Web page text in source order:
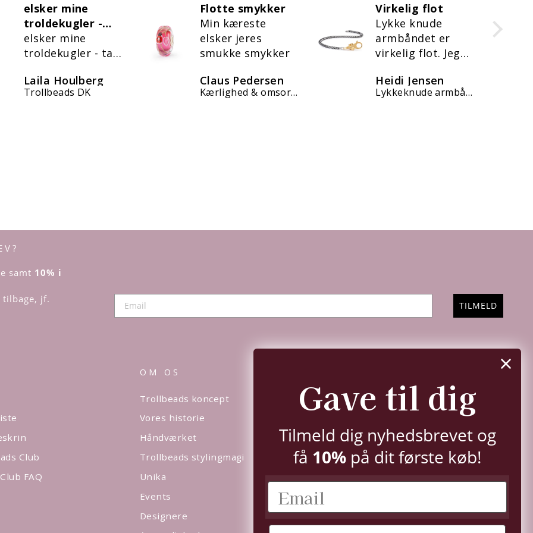
Flotte smykker
Min kæreste
elsker jeres
smukke smykker
Claus Pedersen
Virkelig flot
Lykke knude
armbåndet er
virkelig flot. Jeg
med mit køb ❤️
Heidi Jensen
Lykkeknude armbånd, forgyldt
troldekugler
jeg har købt mine
første kugler og
er rigtig glad for
Hjørdis Johansen
Lyseblå blomst kugle
samt 10% i
jf.
TILMELD
Club
FAQ
OM OS
Trollbeads koncept
Vores historie
Håndværket
Trollbeads stylingmagi
Unika
Events
Designere
Instagram
FacebookYouTubePinterest
TikTokLinkedIn
Gave til dig
Tilmeld dig nyhedsbrevet og
få 10% på dit første køb!